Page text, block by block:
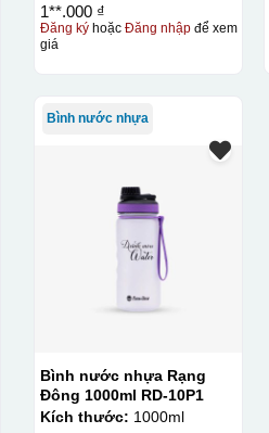
1**.000 ₫
Đăng kýhoặc Đăng nhậpđể xem
giá
Bình nước nhựa
Bình nước nhựa Rạng
Đông 1000ml RD-10P1
Kích thước: 1000ml